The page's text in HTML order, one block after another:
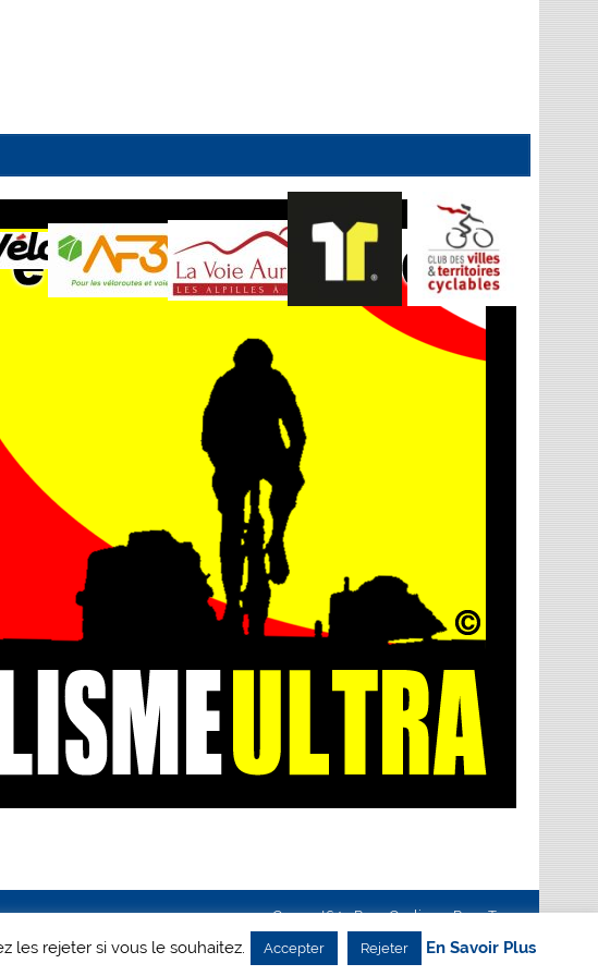
Creanet64- Pour Cyclisme Pour Tous
les rejeter si vous le souhaitez. Accepter Rejeter En Savoir Plus